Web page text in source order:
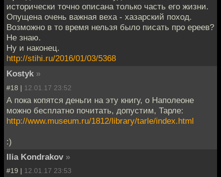
исторически точно описана только часть его жизни.
Опущена очень важная веха - хазарский поход.
Возможно в то время нельзя было писать про ереев?
Не знаю.
Ну и наконец.
http://stihi.ru/2016/01/03/5368
Kostyk »
#18 | 12.01.17 23:52
А пока копятся деньги на эту книгу, о Наполеоне
можно бесплатно почитать, допустим, Тарле:
http://www.museum.ru/1812/library/tarle/index.html
:)
Ilia Kondrakov »
#19 | 12.01.17 23:53